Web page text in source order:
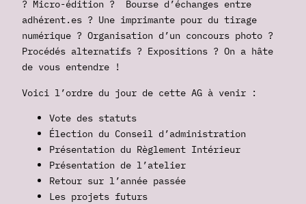
? Micro-édition ? Bourse d’échanges entre
adhérent.es ? Une imprimante pour du tirage
numérique ? Organisation d’un concours photo ?
Procédés alternatifs ? Expositions ? On a hâte
de vous entendre !
Voici l’ordre du jour de cette AG à venir :
Vote des statuts
Élection du Conseil d’administration
Présentation du Règlement Intérieur
Présentation de l’atelier
Retour sur l’année passée
Les projets futurs